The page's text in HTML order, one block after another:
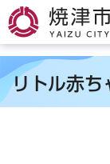
焼津市
リトル赤ち